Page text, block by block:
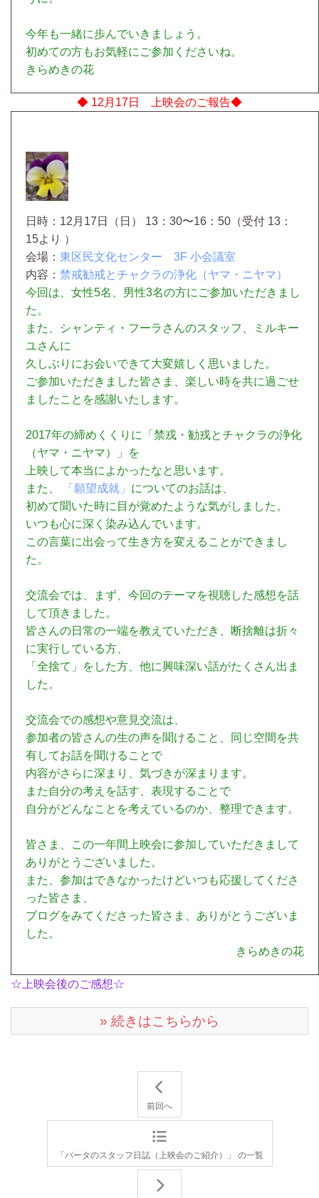
今年も一緒に歩んでいきましょう。
初めての方もお気軽にご参加くださいね。
きらめきの花
◆ 12月17日 上映会のご報告◆
日時：12月17日（日） 13：30〜16：50（受付 13：
15より ）
会場： 東区民文化センター 3F 小会議室
内容： 禁戒勧戒とチャクラの浄化（ヤマ・ニヤマ）
今回は、女性5名、男性3名の方にご参加いただきまし
た。
また、シャンティ・フーラさんのスタッフ、ミルキー
ユさんに
久しぶりにお会いできて大変嬉しく思いました。
ご参加いただきました皆さま、楽しい時を共に過ごせ
ましたことを感謝いたします。
2017年の締めくくりに「禁戎・勧戎とチャクラの浄化
（ヤマ・ニヤマ）」を
上映して本当によかったなと思います。
また、
「願望成就」 についてのお話は、
初めて聞いた時に目が覚めたような気がしました。
いつも心に深く染み込んでいます。
この言葉に出会って生き方を変えることができまし
た。
交流会では、まず、今回のテーマを視聴した感想を話
して頂きました。
皆さんの日常の一端を教えていただき、断捨離は折々
に実行している方、
「全捨て」をした方、他に興味深い話がたくさん出ま
した。
交流会での感想や意見交流は、
参加者の皆さんの生の声を聞けること、同じ空間を共
有してお話を聞けることで
内容がさらに深まり、気づきが深まります。
また自分の考えを話す、表現することで
自分がどんなことを考えているのか、整理できます。
皆さま、この一年間上映会に参加していただきまして
ありがとうございました。
また、参加はできなかったけどいつも応援してくださ
った皆さま、
ブログをみてくださった皆さま、ありがとうございま
した。
きらめきの花
☆上映会後のご感想☆
» 続きはこちらから
前回へ
「パータのスタッフ日誌（上映会のご紹介）」 の一覧